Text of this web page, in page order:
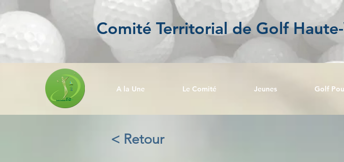
Comité Territorial de Golf
A la Une Le Comité Jeunes Golf
< Retour